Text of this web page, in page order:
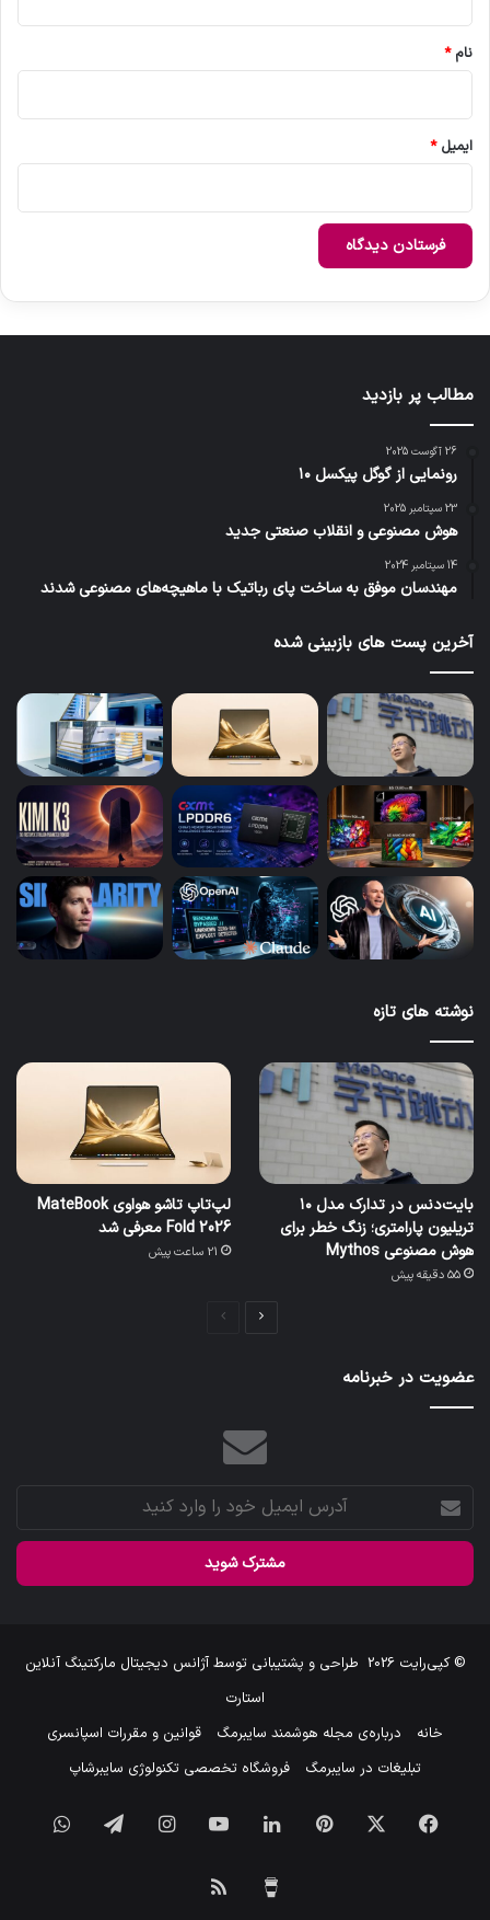
نام*
ایمیل*
مطالب پر بازدید
26 آگوست 2025
رونمایی از گوگل پیکسل ۱۰
23 سپتامبر 2025
هوش مصنوعی و انقلاب صنعتی جدید
14 سپتامبر 2024
مهندسان موفق به ساخت پای رباتیک با ماهیچه‌های مصنوعی شدند
آخرین پست های بازبینی شده
نوشته های تازه
بایت‌دنس در تدارک مدل ۱۰
تریلیون پارامتری؛ زنگ خطر برای
هوش مصنوعی Mythos
55 دقیقه پیش
لپ‌تاپ تاشو هواوی MateBook
Fold 2026 معرفی شد
21 ساعت پیش
عضویت در خبرنامه
آدرس
ایمیل
خود
وارد
© کپی‌رایت 2026 طراحی و پشتیبانی توسطآژانس دیجیتال مارکتینگ آنلاین
استارت
خانه
درباره‌ی مجله هوشمند سایبرمگ
قوانین و مقررات اسپانسری
تبلیغات در سایبرمگ
فروشگاه تخصصی تکنولوژی سایبرشاپ
فیس
‫پین‌ترست لینکدین یوتیوب اینستاگرام تلگرام